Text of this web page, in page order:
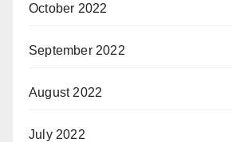
October 2022
September 2022
August 2022
July 2022